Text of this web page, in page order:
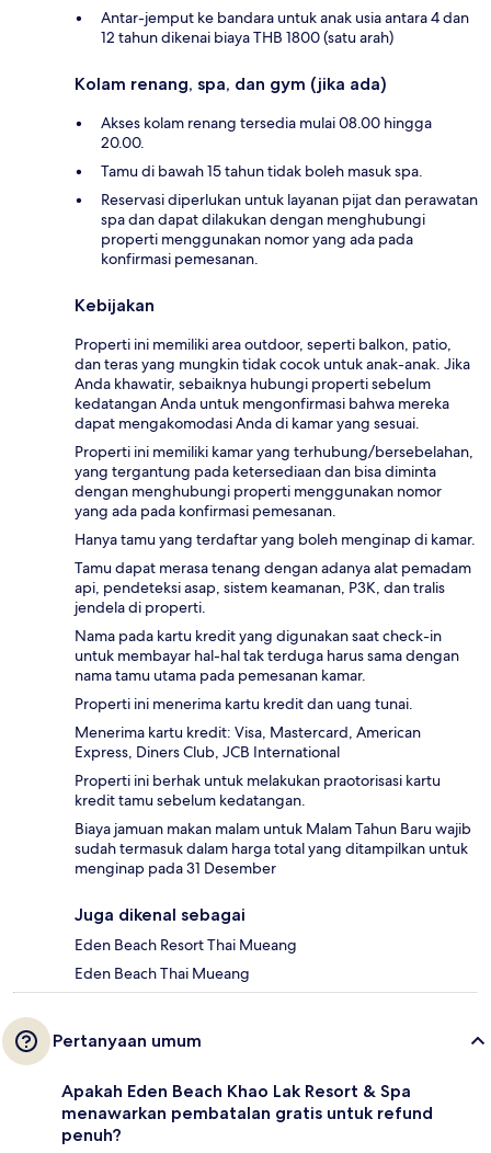
Antar-jemput ke bandara untuk anak usia antara 4 dan
12 tahun dikenai biaya THB 1800 (satu arah)
Kolam renang, spa, dan gym (jika ada)
Akses kolam renang tersedia mulai 08.00 hingga
20.00.
Tamu di bawah 15 tahun tidak boleh masuk spa.
Reservasi diperlukan untuk layanan pijat dan perawatan
spa dan dapat dilakukan dengan menghubungi
properti menggunakan nomor yang ada pada
konfirmasi pemesanan.
Kebijakan
Properti ini memiliki area outdoor, seperti balkon, patio,
dan teras yang mungkin tidak cocok untuk anak-anak. Jika
Anda khawatir, sebaiknya hubungi properti sebelum
kedatangan Anda untuk mengonfirmasi bahwa mereka
dapat mengakomodasi Anda di kamar yang sesuai.
Properti ini memiliki kamar yang terhubung/bersebelahan,
yang tergantung pada ketersediaan dan bisa diminta
dengan menghubungi properti menggunakan nomor
yang ada pada konfirmasi pemesanan.
Hanya tamu yang terdaftar yang boleh menginap di kamar.
Tamu dapat merasa tenang dengan adanya alat pemadam
api, pendeteksi asap, sistem keamanan, P3K, dan tralis
jendela di properti.
Nama pada kartu kredit yang digunakan saat check-in
untuk membayar hal-hal tak terduga harus sama dengan
nama tamu utama pada pemesanan kamar.
Properti ini menerima kartu kredit dan uang tunai.
Menerima kartu kredit: Visa, Mastercard, American
Express, Diners Club, JCB International
Properti ini berhak untuk melakukan praotorisasi kartu
kredit tamu sebelum kedatangan.
Biaya jamuan makan malam untuk Malam Tahun Baru wajib
sudah termasuk dalam harga total yang ditampilkan untuk
menginap pada 31 Desember
Juga dikenal sebagai
Eden Beach Resort Thai Mueang
Eden Beach Thai Mueang
Pertanyaan umum
Apakah Eden Beach Khao Lak Resort & Spa
menawarkan pembatalan gratis untuk refund
penuh?